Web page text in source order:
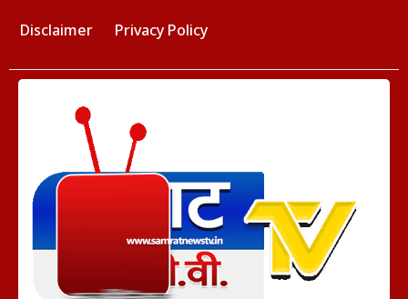
Disclaimer Privacy Policy